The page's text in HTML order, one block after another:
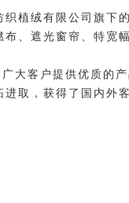
植绒有限公司旗下
、遮光窗帘、特宽
大客户提供优质的
取，获得了国内外